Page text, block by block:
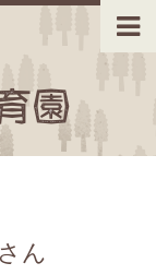
ん